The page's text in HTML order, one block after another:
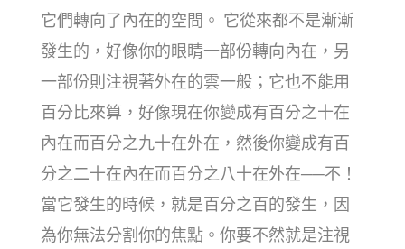
它們轉向了內在的空間。 它從來都不是漸漸
發生的，好像你的眼睛一部份轉向內在，另
一部份則注視著外在的雲一般；它也不能用
百分比來算，好像現在你變成有百分之十在
內在而百分之九十在外在，然後你變成有百
分之二十在內在而百分之八十在外在──不！
當它發生的時候，就是百分之百的發生，因
為你無法分割你的焦點。你要不然就是注視